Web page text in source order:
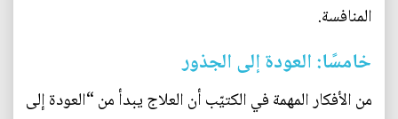
المنافسة.
خامسًا: العودة إلى الجذور
من الأفكار المهمة في الكتيّب أن العلاج يبدأ من “العودة إلى